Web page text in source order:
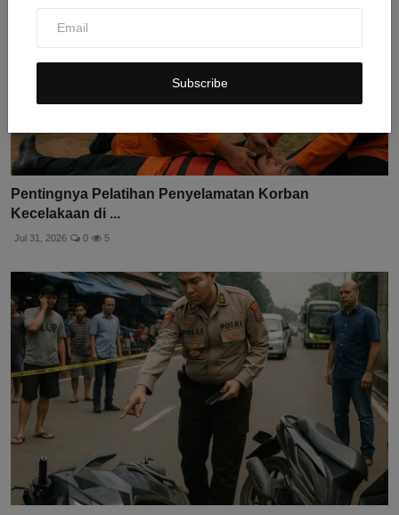
Subscribe
Pentingnya Pelatihan Penyelamatan Korban
Kecelakaan di ...
Jul 31, 2026 0 5